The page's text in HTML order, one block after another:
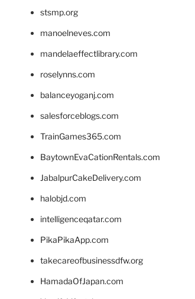
stsmp.org
manoelneves.com
mandelaeffectlibrary.com
roselynns.com
balanceyoganj.com
salesforceblogs.com
TrainGames365.com
BaytownEvaCationRentals.com
JabalpurCakeDelivery.com
halobjd.com
intelligenceqatar.com
PikaPikaApp.com
takecareofbusinessdfw.org
HamadaOfJapan.com